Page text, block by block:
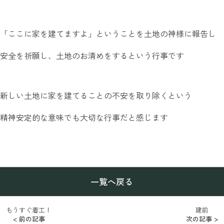
「ここに家を建てますよ」ということを土地の神様に報告し
安全を祈願し、土地のお清めをするという行事です
新しい土地に家を建てることの不安を取り除くという
精神安定的な意味でも大切な行事だと感じます
< 前の記事
もうすぐ着工！
一覧へ戻る
建前
次の記事 >